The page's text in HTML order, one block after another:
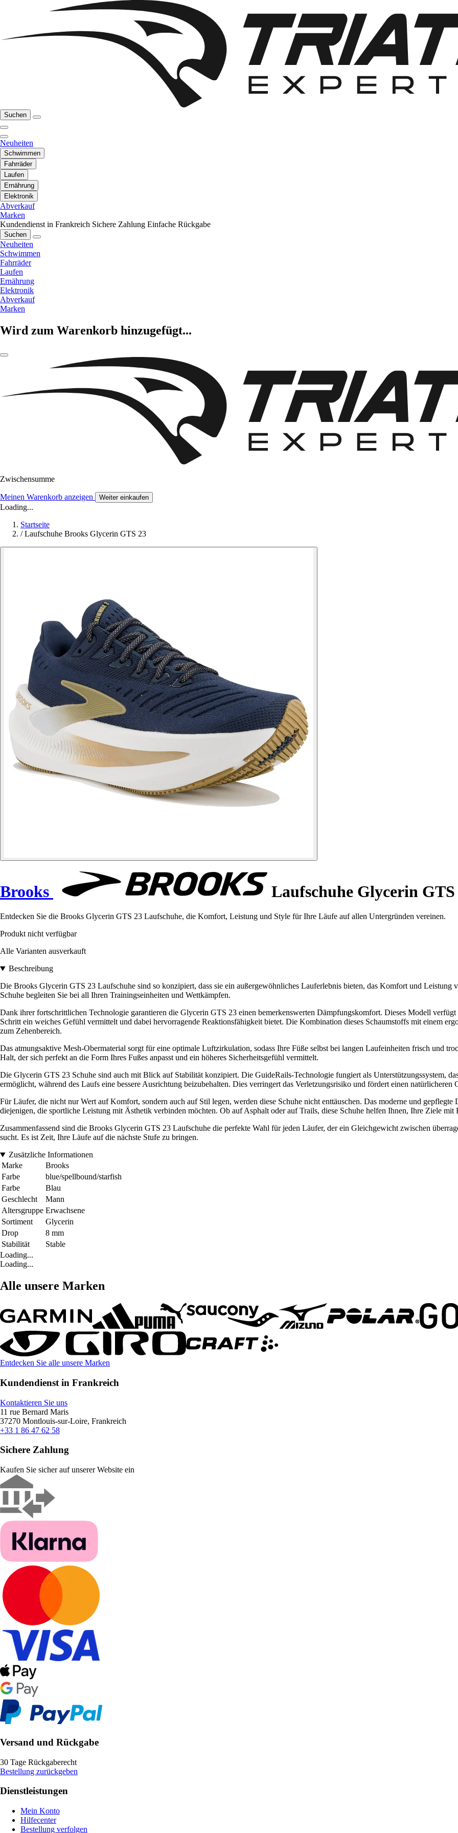
Suchen
Neuheiten
Schwimmen
Fahrräder
Laufen
Ernährung
Elektronik
Abverkauf
Marken
Kundendienst in Frankreich Sichere Zahlung Einfache Rückgabe
Suchen
Neuheiten
Schwimmen
Fahrräder
Laufen
Ernährung
Elektronik
Abverkauf
Marken
Wird zum Warenkorb hinzugefügt...
Zwischensumme
Meinen Warenkorb anzeigen Weiter einkaufen
Loading...
Startseite
/ Laufschuhe Brooks Glycerin GTS 23
Brooks Laufschuhe Glycerin GTS
Entdecken Sie die Brooks Glycerin GTS 23 Laufschuhe, die Komfort, Leistung und Style für Ihre Läufe auf allen Untergründen vereinen.
Produkt nicht verfügbar
Alle Varianten ausverkauft
Beschreibung
Die Brooks Glycerin GTS 23 Laufschuhe sind so konzipiert, dass sie ein außergewöhnliches Lauferlebnis bieten, das Komfort und Leistung
Schuhe begleiten Sie bei all Ihren Trainingseinheiten und Wettkämpfen.
Dank ihrer fortschrittlichen Technologie garantieren die Glycerin GTS 23 einen bemerkenswerten Dämpfungskomfort. Dieses Modell
Schritt ein weiches Gefühl vermittelt und dabei hervorragende Reaktionsfähigkeit bietet. Die Kombination dieses Schaumstoffs mit einem
zum Zehenbereich.
Das atmungsaktive Mesh-Obermaterial sorgt für eine optimale Luftzirkulation, sodass Ihre Füße selbst bei langen Laufeinheiten frisch und
Halt, der sich perfekt an die Form Ihres Fußes anpasst und ein höheres Sicherheitsgefühl vermittelt.
Die Glycerin GTS 23 Schuhe sind auch mit Blick auf Stabilität konzipiert. Die GuideRails-Technologie fungiert als Unterstützungssystem,
ermöglicht, während des Laufs eine bessere Ausrichtung beizubehalten. Dies verringert das Verletzungsrisiko und fördert einen natürlicheren
Für Läufer, die nicht nur Wert auf Komfort, sondern auch auf Stil legen, werden diese Schuhe nicht enttäuschen. Das moderne und
diejenigen, die sportliche Leistung mit Ästhetik verbinden möchten. Ob auf Asphalt oder auf Trails, diese Schuhe helfen Ihnen, Ihre Ziele mit
Zusammenfassend sind die Brooks Glycerin GTS 23 Laufschuhe die perfekte Wahl für jeden Läufer, der ein Gleichgewicht zwischen
sucht. Es ist Zeit, Ihre Läufe auf die nächste Stufe zu bringen.
Zusätzliche Informationen
Marke
Brooks
Farbe
blue/spellbound/starfish
Farbe
Blau
Geschlecht
Mann
Altersgruppe Erwachsene
Sortiment
Glycerin
Drop
8 mm
Stabilität
Stable
Loading...
Loading...
Alle unsere Marken
Entdecken Sie alle unsere Marken
Kundendienst in Frankreich
Kontaktieren Sie uns
11 rue Bernard Maris
37270 Montlouis-sur-Loire, Frankreich
+33 1 86 47 62 58
Sichere Zahlung
Kaufen Sie sicher auf unserer Website ein
Versand und Rückgabe
30 Tage Rückgaberecht
Bestellung zurückgeben
Dienstleistungen
Mein Konto
Hilfecenter
Bestellung verfolgen